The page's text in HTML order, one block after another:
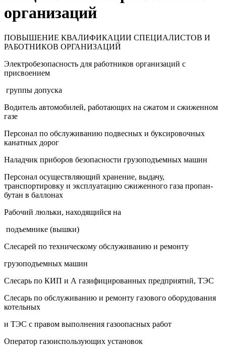
организаций
ПОВЫШЕНИЕ КВАЛИФИКАЦИИ СПЕЦИАЛИСТОВ И
РАБОТНИКОВ ОРГАНИЗАЦИЙ
Электробезопасность для работников организаций с
присвоением
группы допуска
Водитель автомобилей, работающих на сжатом и сжиженном
газе
Персонал по обслуживанию подвесных и буксировочных
канатных дорог
Наладчик приборов безопасности грузоподъемных машин
Персонал осуществляющий хранение, выдачу,
транспортировку и эксплуатацию сжиженного газа пропан-
бутан в баллонах
Рабочий люльки, находящийся на
подъемнике (вышки)
Слесарей по техническому обслуживанию и ремонту
грузоподъемных машин
Слесарь по КИП и А газифицированных предприятий, ТЭС
Слесарь по обслуживанию и ремонту газового оборудования
котельных
и ТЭС с правом выполнения газоопасных работ
Оператор газоиспользующих установок